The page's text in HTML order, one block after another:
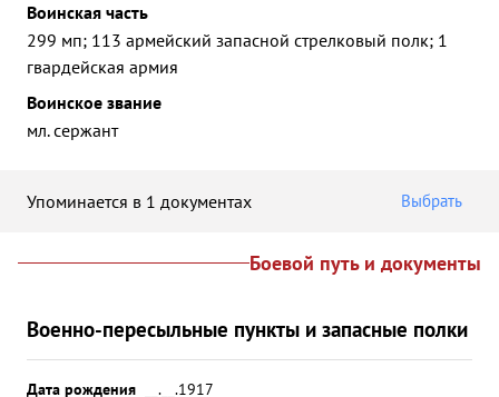
Воинская часть
299 мп; 113 армейский запасной стрелковый полк; 1
гвардейская армия
Воинское звание
мл. сержант
Упоминается в 1 документах Выбрать
Боевой путь и документы
Военно-пересыльные пункты и запасные полки
Дата рождения
__.__.1917